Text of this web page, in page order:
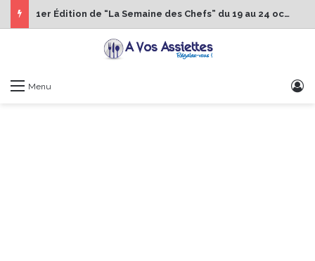
1er Édition de “La Semaine des Chefs” du 19 au 24 octobre 2026
Menu